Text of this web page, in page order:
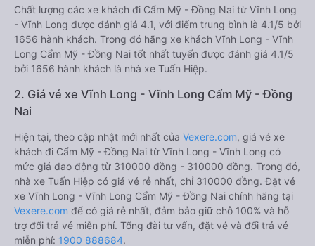
Chất lượng các xe khách đi Cẩm Mỹ - Đồng Nai từ Vĩnh Long
- Vĩnh Long được đánh giá 4.1, với điểm trung bình là 4.1/5 bởi
1656 hành khách. Trong đó hãng xe khách Vĩnh Long - Vĩnh
Long Cẩm Mỹ - Đồng Nai tốt nhất tuyến được đánh giá 4.1/5
bởi 1656 hành khách là nhà xe Tuấn Hiệp.
2. Giá vé xe Vĩnh Long - Vĩnh Long Cẩm Mỹ - Đồng
Nai
Hiện tại, theo cập nhật mới nhất của Vexere.com, giá vé xe
khách đi Cẩm Mỹ - Đồng Nai từ Vĩnh Long - Vĩnh Long có
mức giá dao động từ 310000 đồng - 310000 đồng. Trong đó,
nhà xe Tuấn Hiệp có giá vé rẻ nhất, chỉ 310000 đồng. Đặt vé
xe Vĩnh Long - Vĩnh Long Cẩm Mỹ - Đồng Nai chính hãng tại
Vexere.com để có giá rẻ nhất, đảm bảo giữ chỗ 100% và hỗ
trợ đổi trả vé miễn phí. Tổng đài tư vấn, đặt vé và đổi trả vé
miễn phí: 1900 888684.